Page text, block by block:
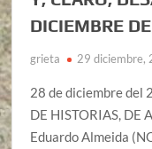
DICIEMBRE
grieta 29 diciembre,
28 de diciembre del
DE HISTORIAS, DE
Eduardo Almeida